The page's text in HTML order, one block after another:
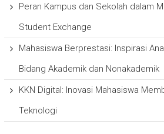
Peran Kampus dan Sekolah dalam
Student Exchange
Mahasiswa Berprestasi: Inspirasi
Bidang Akademik dan Nonakademik
KKN Digital: Inovasi Mahasiswa
Teknologi